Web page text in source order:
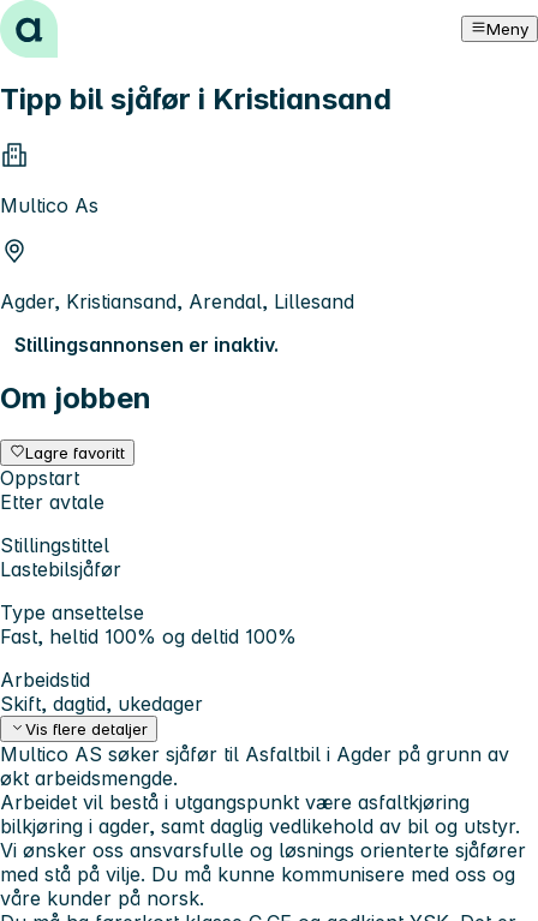
Hopp til innhold Meny
Tipp bil sjåfør i Kristiansand
Multico As
Agder, Kristiansand, Arendal, Lillesand
Stillingsannonsen er inaktiv.
Om jobben
Lagre favoritt
Oppstart
Etter avtale
Stillingstittel
Lastebilsjåfør
Type ansettelse
Fast, heltid 100% og deltid 100%
Arbeidstid
Skift, dagtid, ukedager
Vis flere detaljer
Multico AS søker sjåfør til Asfaltbil i Agder på grunn av
økt arbeidsmengde.
Arbeidet vil bestå i utgangspunkt være asfaltkjøring
bilkjøring i agder, samt daglig vedlikehold av bil og utstyr.
Vi ønsker oss ansvarsfulle og løsnings orienterte sjåfører
med stå på vilje. Du må kunne kommunisere med oss og
våre kunder på norsk.